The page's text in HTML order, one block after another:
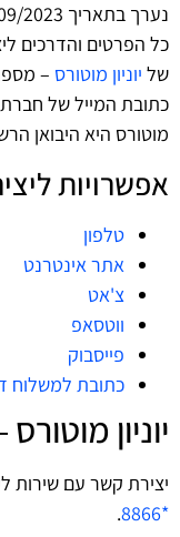
נערך בתאריך 2023
כל הפרטים והדרכים
של יוניון מוטורס –
כתובת המייל של חברת
מוטורס היא היבואן
אפשרויות
טלפון
אתר אינטרנט
צ'אט
ווטסאפ
פייסבוק
כתובת למשלוח
יוניון
יצירת קשר עם שירות
*8866
.